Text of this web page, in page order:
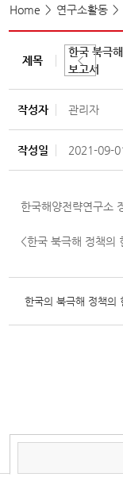
Home 연구소활동
제목
한국 북극
보고서
작성자 관리자
작성일 2021-09-
한국해양전략연구소
<한국 북극해 정책의
한국의 북극해 정책의